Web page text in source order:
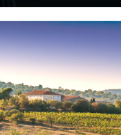
est une source de